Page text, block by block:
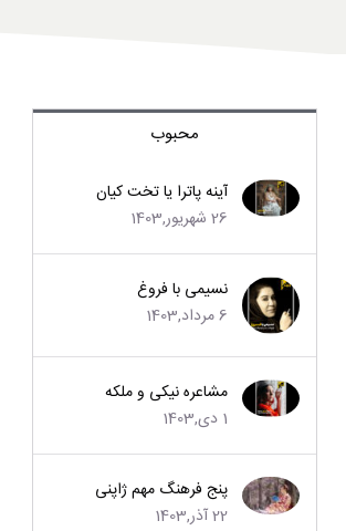
محبوب
آینه پاترا یا تخت کیان
26 شهریور,1403
نسیمی با فروغ
6 مرداد,1403
مشاعره نیکی و ملکه
1 دی,1403
پنج فرهنگ مهم ژاپنی
22 آذر,1403